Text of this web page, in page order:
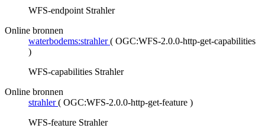
WFS-endpoint Strahler
Online bronnen
waterbodems:strahler ( OGC:WFS-2.0.0-http-get-capabilities
)
WFS-capabilities Strahler
Online bronnen
strahler ( OGC:WFS-2.0.0-http-get-feature )
WFS-feature Strahler